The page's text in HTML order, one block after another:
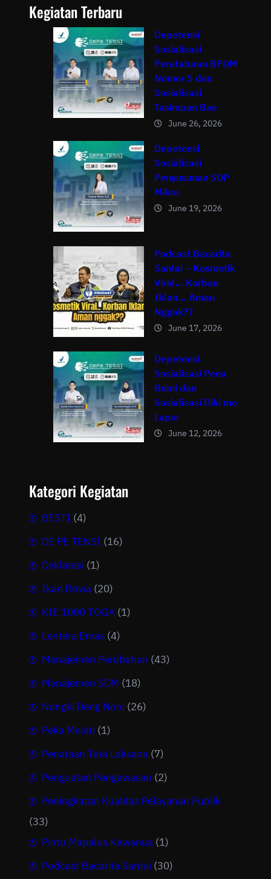
Kegiatan Terbaru
Depetensi
Sosialisasi
Perataturan BPOM
Nomor 5 dan
Sosialisasi
Tasimpan Bae
June 26, 2026
Depetensi
Sosialisasi
Penyusunan SOP
Mikro
June 19, 2026
Podcast Bacarita
Santai – Kosmetik
Viral… Korban
Iklan… Aman
Nggak??
June 17, 2026
Depetensi
Sosialisasi Pena
Bumi dan
Sosialisasi Diki mo
Lapor
June 12, 2026
Kategori Kegiatan
BESTI (4)
DE PE TENSI (16)
Deklarasi (1)
Ikan Rowa (20)
KIE 1000 TOGA (1)
Lentera Emas (4)
Manajemen Perubahan (43)
Manajemen SDM (18)
Nongki Deng Noni (26)
Peka Melati (1)
Penataan Tata Laksana (7)
Penguatan Pengawasan (2)
Peningkatan Kualitas Pelayanan Publik
(33)
Pintu Mapalus Kawanua (1)
Podcast Bacarita Santai (30)